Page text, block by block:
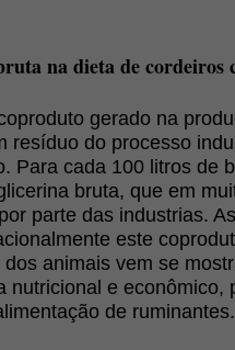
na dieta de cordeiros
gerado na
resíduo do processo
Para cada 100 litros de
bruta, que em
parte das industrias.
este
animais vem se
nutricional e econômico,
de ruminantes.